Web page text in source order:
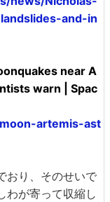
and-in
near A
warn | Spac
artemis-ast
おり、そのせいで
わが寄って収縮し